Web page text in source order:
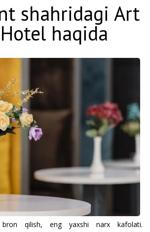
shahridagi Art
haqida
bron qilish, eng yaxshi narx kafolati.